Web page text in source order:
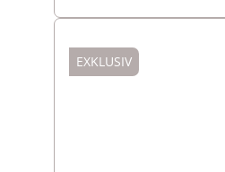
EXKLUSIV